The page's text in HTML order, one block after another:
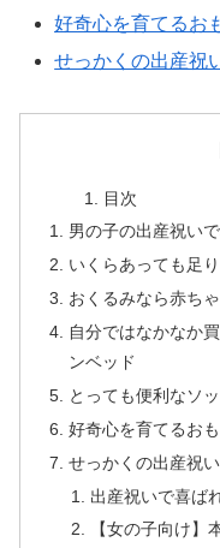
好奇心を育てるお
せっかくの出産祝
目次
男の子の出産祝い
いくらあっても足
おくるみなら赤ち
自分ではなかなか
ンベッド
とっても便利なソ
好奇心を育てるお
せっかくの出産祝
出産祝いで喜ば
【女の子向け】